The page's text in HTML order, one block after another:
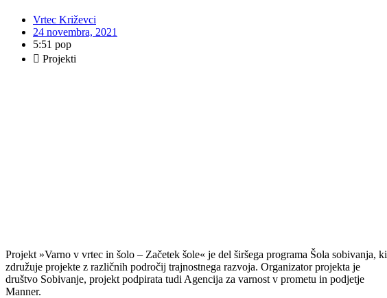
Vrtec Križevci
24 novembra, 2021
5:51 pop
Projekti
Projekt »Varno v vrtec in šolo – Začetek šole« je del širšega programa Šola sobivanja, ki
združuje projekte z različnih področij trajnostnega razvoja. Organizator projekta je
društvo Sobivanje, projekt podpirata tudi Agencija za varnost v prometu in podjetje
Manner.